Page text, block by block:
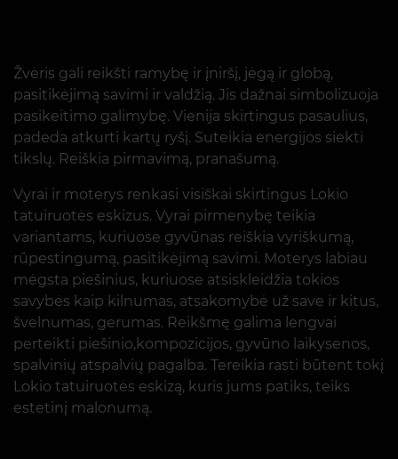
Žvėris gali reikšti ramybę ir įniršį, jėgą ir globą,
pasitikėjimą savimi ir valdžią. Jis dažnai simbolizuoja
pasikeitimo galimybę. Vienija skirtingus pasaulius,
padeda atkurti kartų ryšį. Suteikia energijos siekti
tikslų. Reiškia pirmavimą, pranašumą.
Vyrai ir moterys renkasi visiškai skirtingus Lokio
tatuiruotės eskizus. Vyrai pirmenybę teikia
variantams, kuriuose gyvūnas reiškia vyriškumą,
rūpestingumą, pasitikėjimą savimi. Moterys labiau
mėgsta piešinius, kuriuose atsiskleidžia tokios
savybės kaip kilnumas, atsakomybė už save ir kitus,
švelnumas, gerumas. Reikšmę galima lengvai
perteikti piešinio,kompozicijos, gyvūno laikysenos,
spalvinių atspalvių pagalba. Tereikia rasti būtent tokį
Lokio tatuiruotės eskizą, kuris jums patiks, teiks
estetinį malonumą.